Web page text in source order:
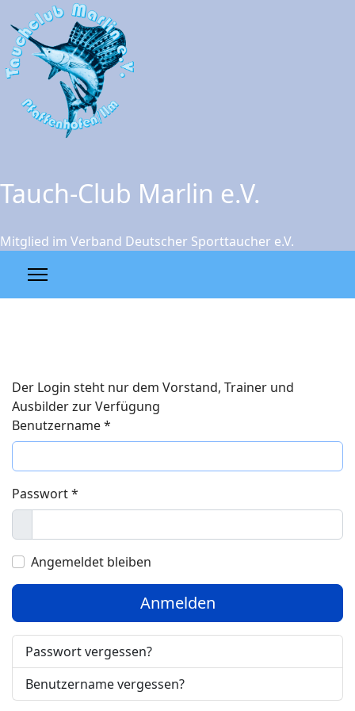
Tauch-Club Marlin e.V.
Mitglied im Verband Deutscher Sporttaucher e.V.
Der Login steht nur dem Vorstand, Trainer und
Ausbilder zur Verfügung
Benutzername*
Passwort*
Angemeldet bleiben
Anmelden
Passwort vergessen?
Benutzername vergessen?